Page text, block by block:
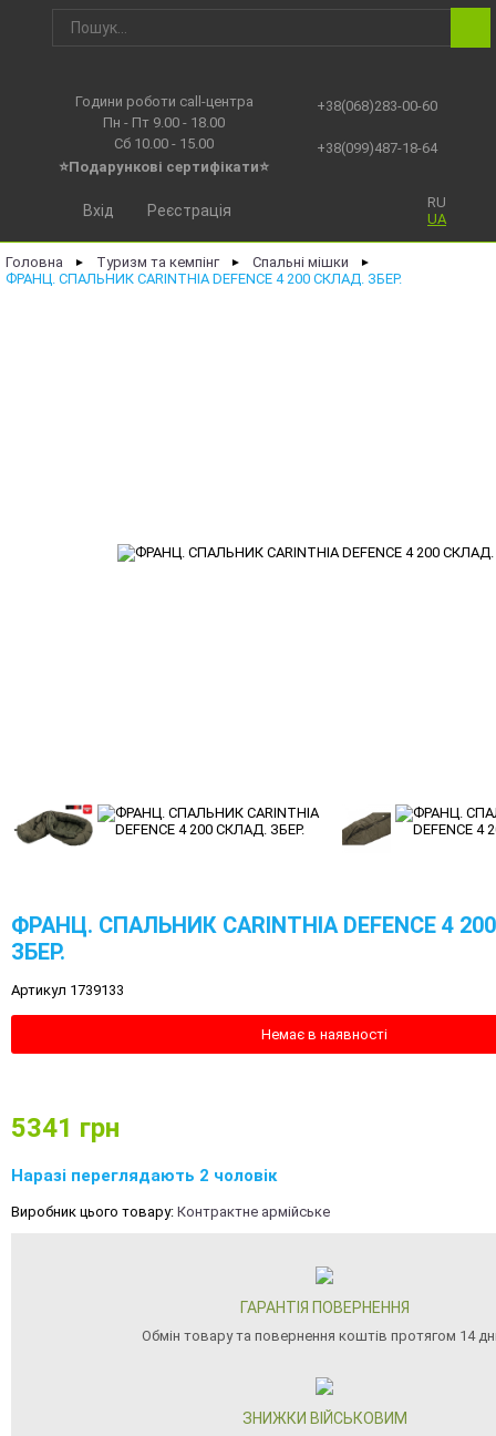
Години роботи call-центра
Пн - Пт 9.00 - 18.00
Сб 10.00 - 15.00
⭐Подарункові сертифікати⭐
+38(068)283-00-60
+38(099)487-18-64
RU
UA
Вхід Реєстрація
Головна ► Туризм та кемпінг ► Спальні мішки ►
ФРАНЦ. СПАЛЬНИК CARINTHIA DEFENCE 4 200 СКЛАД. ЗБЕР.
ФРАНЦ. СПАЛЬНИК CARINTHIA DEFENCE 4
ЗБЕР.
Артикул 1739133
Немає в наявності
5341 грн
Наразі переглядають 2 чоловік
Виробник цього товару: Контрактне армійське
ГАРАНТІЯ ПОВЕРНЕННЯ
Обмін товару та повернення коштів протягом 14
ЗНИЖКИ ВІЙСЬКОВИМ